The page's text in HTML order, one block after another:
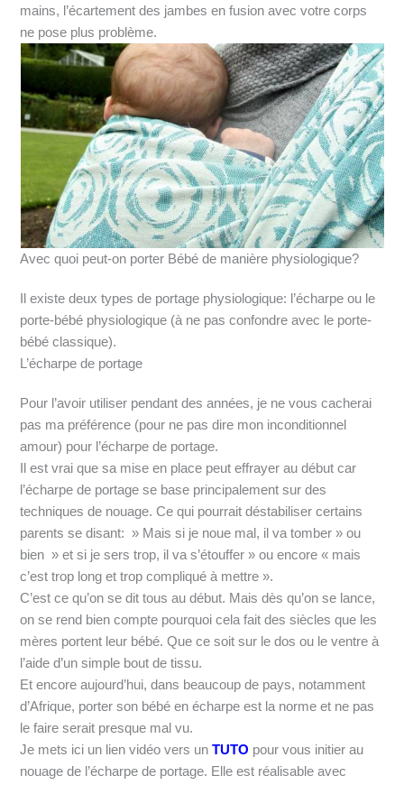
mains, l’écartement des jambes en fusion avec votre corps
ne pose plus problème.
Avec quoi peut-on porter Bébé de manière physiologique?
Il existe deux types de portage physiologique: l’écharpe ou le
porte-bébé physiologique (à ne pas confondre avec le porte-
bébé classique).
L’écharpe de portage
Pour l’avoir utiliser pendant des années, je ne vous cacherai
pas ma préférence (pour ne pas dire mon inconditionnel
amour) pour l’écharpe de portage.
Il est vrai que sa mise en place peut effrayer au début car
l’écharpe de portage se base principalement sur des
techniques de nouage. Ce qui pourrait déstabiliser certains
parents se disant: » Mais si je noue mal, il va tomber » ou
bien » et si je sers trop, il va s’étouffer » ou encore « mais
c’est trop long et trop compliqué à mettre ».
C’est ce qu’on se dit tous au début. Mais dès qu’on se lance,
on se rend bien compte pourquoi cela fait des siècles que les
mères portent leur bébé. Que ce soit sur le dos ou le ventre à
l’aide d’un simple bout de tissu.
Et encore aujourd’hui, dans beaucoup de pays, notamment
d’Afrique, porter son bébé en écharpe est la norme et ne pas
le faire serait presque mal vu.
Je mets ici un lien vidéo vers unTUTO pour vous initier au
nouage de l’écharpe de portage. Elle est réalisable avec